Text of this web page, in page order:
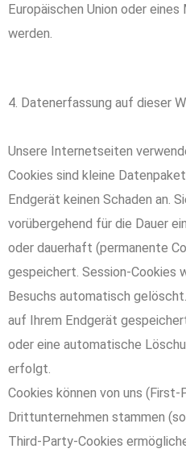
Europäischen Union oder
werden.
4. Datenerfassung auf dieser
Unsere Internetseiten
Cookies sind kleine
Endgerät keinen Schaden an.
vorübergehend für die Dauer
oder dauerhaft (permanente
gespeichert. Session-Cookies
Besuchs automatisch
auf Ihrem Endgerät
oder eine automatische
erfolgt.
Cookies können von uns
Drittunternehmen stammen
Third-Party-Cookies